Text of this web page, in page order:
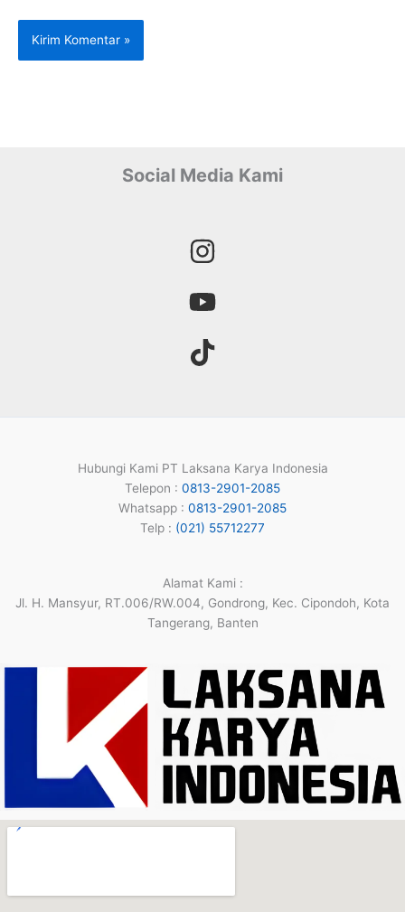
Social Media Kami
Hubungi Kami PT Laksana Karya Indonesia
Telepon : 0813-2901-2085
Whatsapp : 0813-2901-2085
Telp : (021) 55712277
Alamat Kami :
Jl. H. Mansyur, RT.006/RW.004, Gondrong, Kec. Cipondoh, Kota
Tangerang, Banten